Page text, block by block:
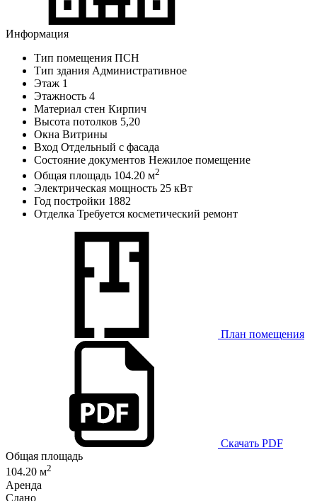
Информация
Тип помещения ПСН
Тип здания Административное
Этаж 1
Этажность 4
Материал стен Кирпич
Высота потолков 5,20
Окна Витрины
Вход Отдельный с фасада
Состояние документов Нежилое помещение
Общая площадь 104.20 м2
Электрическая мощность 25 кВт
Год постройки 1882
Отделка Требуется косметический ремонт
План помещения
Скачать PDF
Общая площадь
104.20 м2
Аренда
Сдано